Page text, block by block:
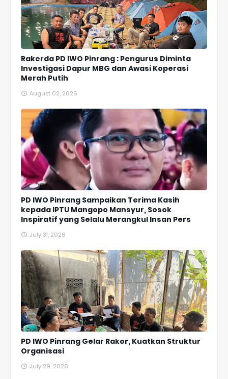
Rakerda PD IWO Pinrang : Pengurus Diminta
Investigasi Dapur MBG dan Awasi Koperasi
Merah Putih
August 02, 2026
PD IWO Pinrang Sampaikan Terima Kasih
kepada IPTU Mangopo Mansyur, Sosok
Inspiratif yang Selalu Merangkul Insan Pers
July 31, 2026
PD IWO Pinrang Gelar Rakor, Kuatkan Struktur
Organisasi
July 29, 2026